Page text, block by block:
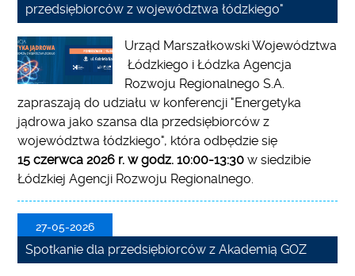
przedsiębiorców z województwa łódzkiego"
Urząd Marszałkowski Województwa
Łódzkiego i Łódzka Agencja
Rozwoju Regionalnego S.A.
zapraszają do udziału w konferencji "Energetyka
jądrowa jako szansa dla przedsiębiorców z
województwa łódzkiego", która odbędzie się
15 czerwca 2026 r. w godz. 10:00-13:30 w siedzibie
Łódzkiej Agencji Rozwoju Regionalnego.
27-05-2026
Spotkanie dla przedsiębiorców z Akademią GOZ